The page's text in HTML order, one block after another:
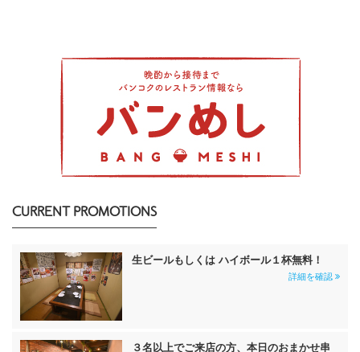
CURRENT PROMOTIONS
生ビールもしくは ハイボール１杯無料！
詳細を確認
３名以上でご来店の方、本日のおまかせ串